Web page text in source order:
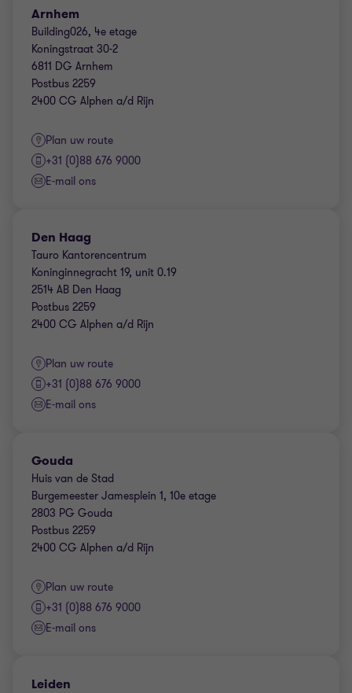
Arnhem
Building026, 4e etage
Koningstraat 30-2
6811 DG Arnhem
Postbus 2259
2400 CG Alphen a/d Rijn
Plan uw route
+31 (0)88 676 9000
E-mail ons
Den Haag
Tauro Kantorencentrum
Koninginnegracht 19, unit 0.19
2514 AB Den Haag
Postbus 2259
2400 CG Alphen a/d Rijn
Plan uw route
+31 (0)88 676 9000
E-mail ons
Gouda
Huis van de Stad
Burgemeester Jamesplein 1, 10e etage
2803 PG Gouda
Postbus 2259
2400 CG Alphen a/d Rijn
Plan uw route
+31 (0)88 676 9000
E-mail ons
Leiden